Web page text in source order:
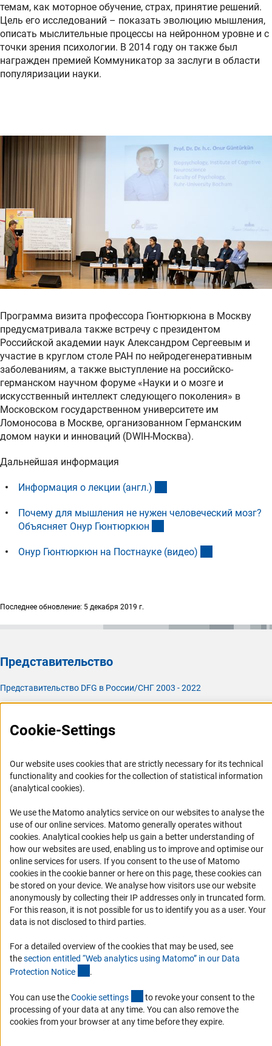
темам, как моторное обучение, страх, принятие решений.
Цель его исследований – показать эволюцию мышления,
описать мыслительные процессы на нейронном уровне и с
точки зрения психологии. В 2014 году он также был
награжден премией Коммуникатор за заслуги в области
популяризации науки.
Программа визита профессора Гюнтюркюна в Москву
предусматривала также встречу с президентом
Российской академии наук Александром Сергеевым и
участие в круглом столе РАН по нейродегенеративным
заболеваниям, а также выступление на российско-
германском научном форуме «Науки и о мозге и
искусственный интеллект следующего поколения» в
Московском государственном университете им
Ломоносова в Москве, организованном Германским
домом науки и инноваций (DWIH-Москва).
Дальнейшая информация
Информация о лекции (англ.)
Почему для мышления не нужен человеческий мозг?
Объясняет Онур Гюнтюркюн
Онур Гюнтюркюн на Постнауке (видео)
Последнее обновление: 5 декабря 2019 г.
Представительство
Представительство DFG в России/СНГ 2003 - 2022
История Представительства 2003 - 2022
Профиль DFG
Задачи DFG
История DFG
Финансирование
Совместные конкурсы с российскими партнёрскими
организациями
Партнёры DFG в России
Часто задаваемые вопросы (FAQ)
DFG Newsletter
Receive news from the DFG directly in your mailbox.
Subscribe
Cookie-Settings
Our website uses cookies that are strictly necessary for its technical
functionality and cookies for the collection of statistical information
(analytical cookies).
We use the Matomo analytics service on our websites to analyse the
use of our online services. Matomo generally operates without
cookies(Anc
. Analytical cookies help us gain a better understanding of
how our websites are used, enabling us to improve and optimise our
online services for users. If you consent to the use of Matomo
cookies in the cookie banner or here on this page, these cookies can
be stored on your device. We analyse how visitors use our website
anonymously by collecting their IP addresses only in truncated form.
For this reason, it is not possible for us to identify you as a user. Your
data is not disclosed to third parties.
For a detailed overview of the cookies that may be used, see
thesection entitled “Web analytics using Matomo” in our Data
Protection Notice .
You can use theCookie settings (externer Link)
to revoke your consent to the
processing of your data at any time. You can also remove the
cookies from your browser at any time before they expire.